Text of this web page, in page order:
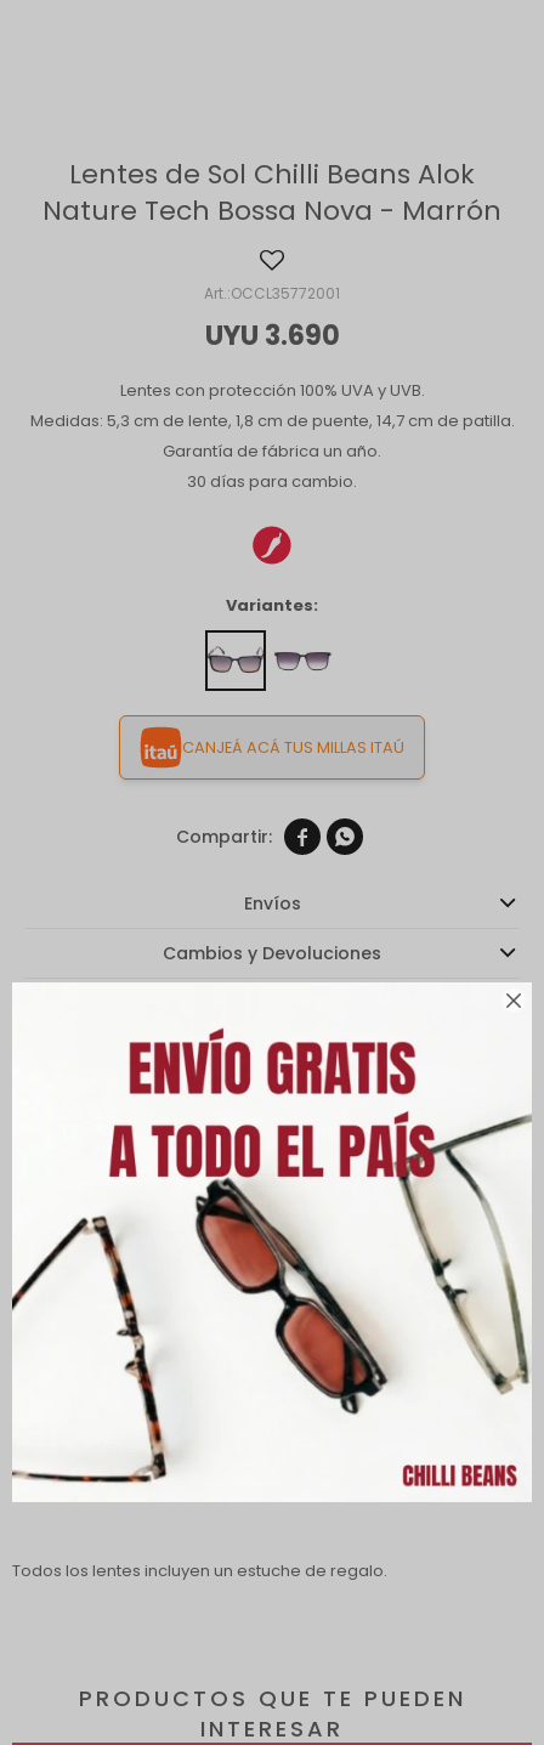

Lentes de Sol Chilli Beans Alok
Nature Tech Bossa Nova - Marrón
OCCL35772001
UYU 3.690
Lentes con protección 100% UVA y UVB.
Medidas: 5,3 cm de lente, 1,8 cm de puente, 14,7 cm de patilla.
Garantía de fábrica un año.
30 días para cambio.
Variantes:
CANJEÁ ACÁ TUS MILLAS ITAÚ
 
Envíos
Cambios y Devoluciones
Características
Descripción
Algunas inspiraciones fueron estructuras basadas en la
naturaleza orgánica, raíces más geométricas, colmenas y otros
elementos que utilizan la Secuencia de Fibonacci como método.
Descubre toda esta colección especial de Alok Nature Tech.
Los lentes ofrecen protección 100 % UVA y UVB, protegiendo tus
ojos de los rayos dañinos del sol y reduciendo el riesgo de
desarrollar enfermedades oculares.
Todos los lentes incluyen un estuche de regalo.
PRODUCTOS QUE TE PUEDEN
INTERESAR